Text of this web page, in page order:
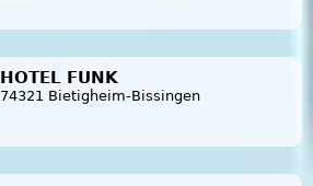
HOTEL FUNK
74321 Bietigheim-Bissingen